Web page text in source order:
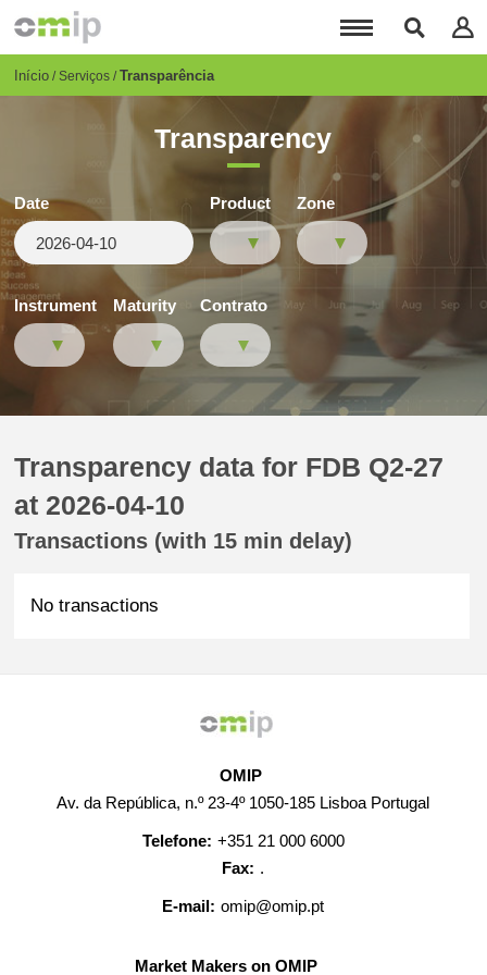
para
conteúdo
Breadcrumb
Início Serviços Transparência
Transparency
Date Product Zone
Instrument Maturity Contrato
Transparency data for FDB Q2-27
at 2026-04-10
Transactions (with 15 min delay)
No transactions
OMIP
Av. da República, n.º 23-4º 1050-185 Lisboa Portugal
Telefone: +351 21 000 6000
Fax: .
E-mail: omip@omip.pt
Market Makers on OMIP